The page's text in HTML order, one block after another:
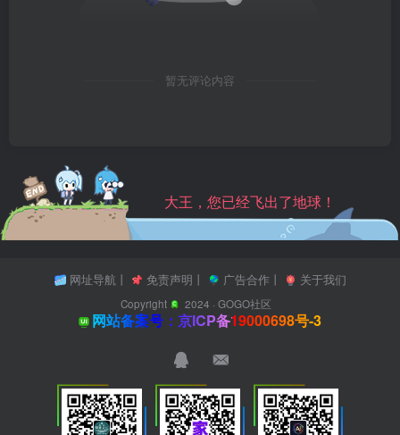
暂无评论内容
大王，您已经飞出了地球！
网址导航丨 免责声明 丨 广告合作丨 关于我们
Copyright 2024 ·GOGO社区
网站备案号：京ICP备19000698号-3